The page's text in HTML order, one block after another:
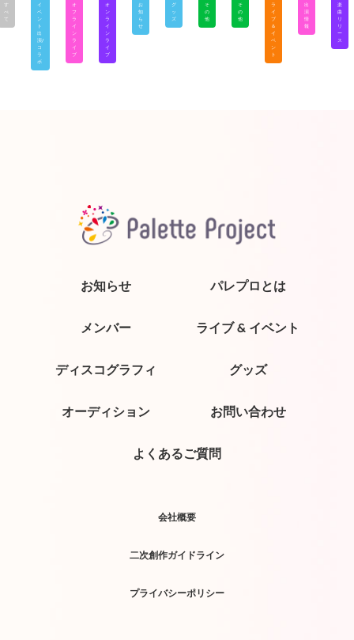
す
べ
て
イ
ベ
ン
ト
出
演/
コ
ラ
ボ
オ
フ
ラ
イ
ン
ラ
イ
ブ
オ
ン
ラ
イ
ン
ラ
イ
ブ
お
知
ら
せ
グ
ッ
ズ
そ
の
他
そ
の
他
ラ
イ
ブ
＆
イ
ベ
ン
ト
出
演
情
報
楽
曲
リ
リ
ー
ス
お知らせ パレプロとは
メンバー ライブ & イベント
ディスコグラフィ グッズ
オーディション お問い合わせ
よくあるご質問
会社概要
二次創作ガイドライン
プライバシーポリシー